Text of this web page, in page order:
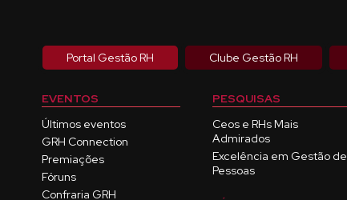
Portal Gestão RH Clube Gestão RH
EVENTOS
Últimos eventos
GRH Connection
Premiações
Fóruns
Confraria GRH
PESQUISAS
Ceos e RHs Mais
Admirados
Excelência em Gestão de
Pessoas